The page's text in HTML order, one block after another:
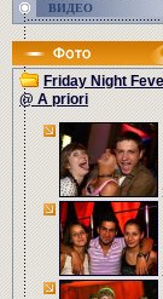
ВИДЕО
Friday Night
@ A priori